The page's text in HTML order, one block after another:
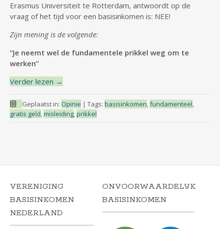
Erasmus Universiteit te Rotterdam, antwoordt op de
vraag of het tijd voor een basisinkomen is: NEE!
Zijn mening is de volgende:
“Je neemt wel de fundamentele prikkel weg om te
werken”
Verder lezen →
Geplaatst in: Opinie | Tags: basisinkomen,fundamenteel,
gratis geld,misleiding,prikkel
VERENIGING
BASISINKOMEN
NEDERLAND
ONVOORWAARDELIJK
BASISINKOMEN